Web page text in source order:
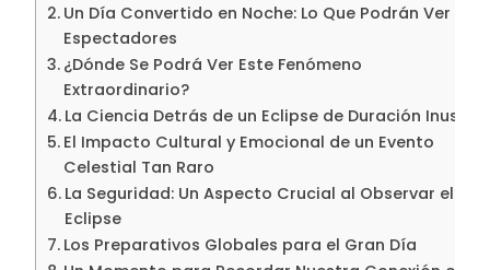
Un Día Convertido en Noche: Lo Que Podrán Ver los
Espectadores
¿Dónde Se Podrá Ver Este Fenómeno
Extraordinario?
La Ciencia Detrás de un Eclipse de Duración Inusual
El Impacto Cultural y Emocional de un Evento
Celestial Tan Raro
La Seguridad: Un Aspecto Crucial al Observar el
Eclipse
Los Preparativos Globales para el Gran Día